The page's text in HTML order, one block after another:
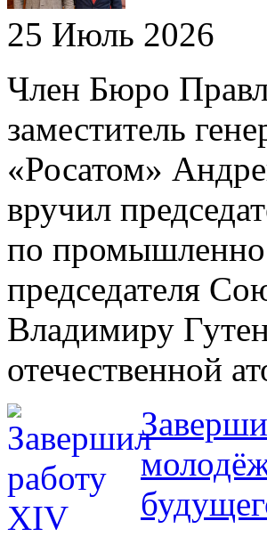
25 Июль 2026
Член Бюро
заместитель
«Росатом»
вручил
по
председателя
Владимиру
отечественной